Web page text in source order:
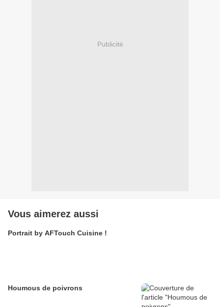
Publicité
Vous aimerez aussi
Portrait by AFTouch Cuisine !
Houmous de poivrons